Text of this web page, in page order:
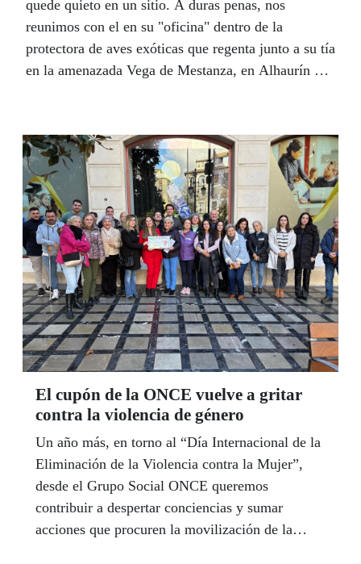
quede quieto en un sitio. A duras penas, nos
reunimos con el en su "oficina" dentro de la
protectora de aves exóticas que regenta junto a su tía
en la amenazada Vega de Mestanza, en Alhaurín de
inconexos que, sin embargo, tienen una
personalidad propia como conjunto que resuena con
el entrevistado. Y es que Mané, antes María
Vanessa, dos veces atleta paralímpica e hija
predilecta de su pueblo, es eso: la acumulación de
las cosas que pudo hacer. Y en una balda aparte, con
especial cariño, las que le dijeron que no podría
hacer y aun así consiguió.
El cupón de la ONCE vuelve a gritar
contra la violencia de género
Un año más, en torno al “Día Internacional de la
Eliminación de la Violencia contra la Mujer”,
desde el Grupo Social ONCE queremos
contribuir a despertar conciencias y sumar
acciones que procuren la movilización de la